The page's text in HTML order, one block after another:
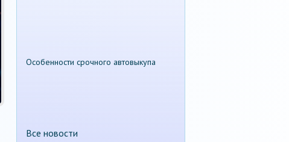
Особенности срочного автовыкупа
Все новости